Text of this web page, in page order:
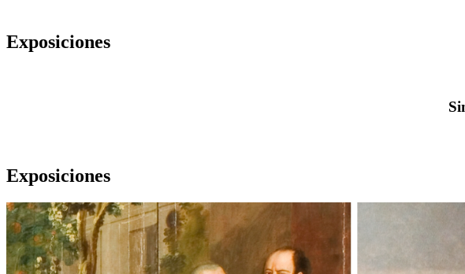
Exposiciones
Exposiciones